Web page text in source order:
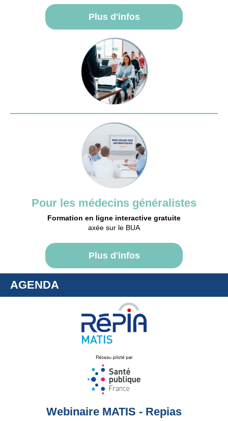
Plus d'infos
Pour les médecins généralistes
Formation en ligne interactive gratuite
axée sur le BUA
Plus d'infos
AGENDA
Webinaire MATIS - Repias